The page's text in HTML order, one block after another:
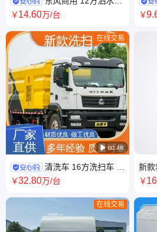
水罐车 带智能语音操作 用于高
￥14.60万/台
 00:46
在线交易
清洗车 16方洗扫车 无
级变速自动离合器 机场路面清
￥32.80万/台
在线交易
抑
￥9
新款
中
￥16